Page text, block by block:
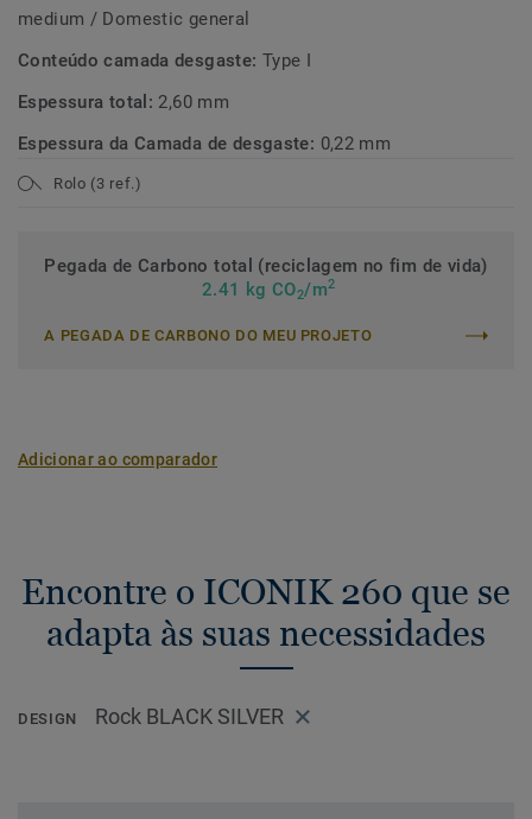
medium / Domestic general
Conteúdo camada desgaste: Type I
Espessura total: 2,60 mm
Espessura da Camada de desgaste: 0,22 mm
Rolo (3 ref.)
Pegada de Carbono total (reciclagem no fim de vida)
2.41 kg CO2/m2
A PEGADA DE CARBONO DO MEU PROJETO
Adicionar ao comparador
Encontre o ICONIK 260 que se
adapta às suas necessidades
DESIGN Rock BLACK SILVER